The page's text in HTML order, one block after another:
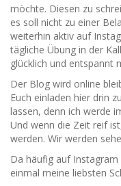
möchte. Diesen zu
es soll nicht zu einer
weiterhin aktiv auf
tägliche Übung in der
glücklich und entspannt
Der Blog wird online
Euch einladen hier drin
lassen, denn ich werde
Und wenn die Zeit reif
werden. Wir werden
Da häufig auf
einmal meine liebsten